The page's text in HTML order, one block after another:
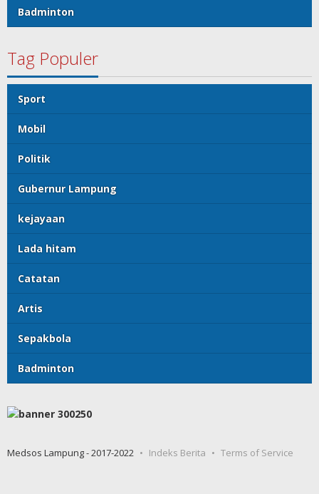
Badminton
Tag Populer
Sport
Mobil
Politik
Gubernur Lampung
kejayaan
Lada hitam
Catatan
Artis
Sepakbola
Badminton
Medsos Lampung - 2017-2022 Indeks Berita Terms of Service